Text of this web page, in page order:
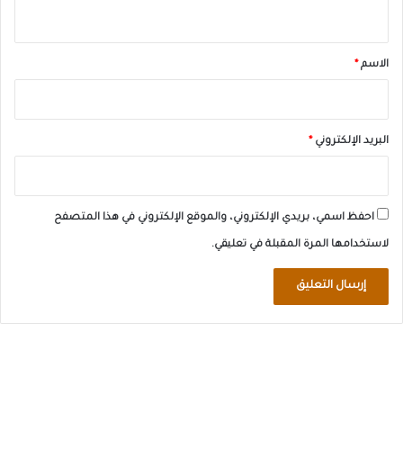
*الاسم *
البريد الإلكتروني *
احفظ اسمي، بريدي الإلكتروني، والموقع الإلكتروني في هذا المتصفح
لاستخدامها المرة المقبلة في تعليقي.